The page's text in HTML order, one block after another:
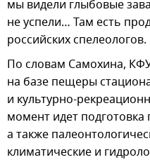
мы видели глыбовые
не успели… Там есть
российских спелеологов.
По словам Самохина,
на базе пещеры
и культурно-
момент идет
а также
климатические и